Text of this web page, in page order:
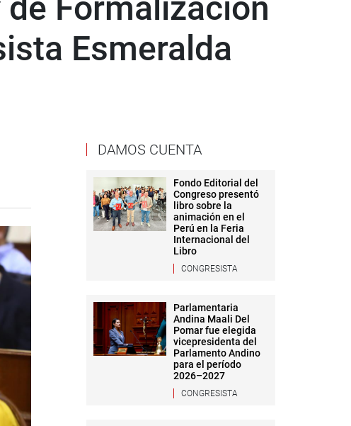
Formalización
Esmeralda
DAMOS CUENTA
Fondo Editorial del
Congreso presentó
libro sobre la
animación en el
Perú en la Feria
Internacional del
Libro
CONGRESISTA
Parlamentaria
Andina Maali Del
Pomar fue elegida
vicepresidenta del
Parlamento Andino
para el período
2026–2027
CONGRESISTA